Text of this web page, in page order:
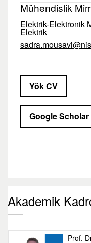
Mühendislik
Elektrik-Elektronik
Elektrik
Yök CV
Google Scholar
Akademik
Prof.